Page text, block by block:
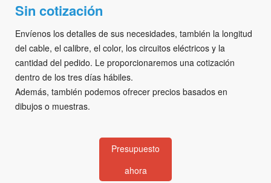
Sin cotización
Envíenos los detalles de sus necesidades, también la longitud
del cable, el calibre, el color, los circuitos eléctricos y la
cantidad del pedido. Le proporcionaremos una cotización
dentro de los tres días hábiles.
Además, también podemos ofrecer precios basados en
dibujos o muestras.
Presupuesto
ahora